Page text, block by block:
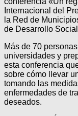
Internacional del
la Red de
de Desarrollo
Más de 70
universidades y
esta conferencia
sobre cómo llevar
tomando las
enfermedades de
deseados.